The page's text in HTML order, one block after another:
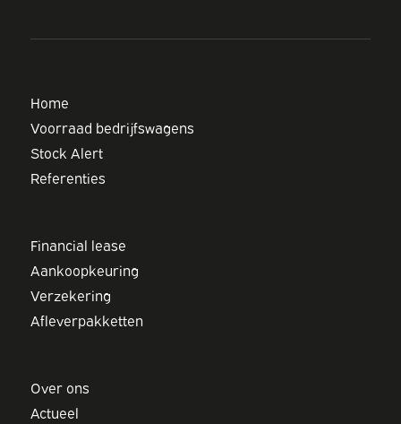
Home
Voorraad bedrijfswagens
Stock Alert
Referenties
Financial lease
Aankoopkeuring
Verzekering
Afleverpakketten
Over ons
Actueel